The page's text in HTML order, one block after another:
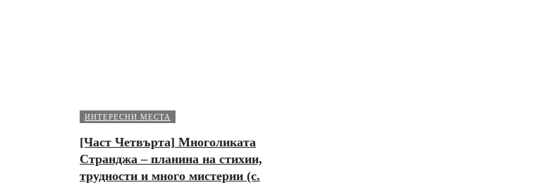
ИНТЕРЕСНИ МЕСТА
[Част Четвърта] Многоликата
Странджа – планина на стихии,
трудности и много мистерии (с.